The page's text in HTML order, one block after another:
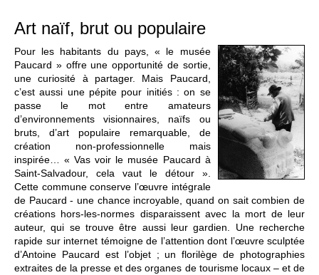
Art naïf, brut ou populaire
Pour les habitants du pays, « le musée
Paucard » offre une opportunité de sortie,
une curiosité à partager. Mais Paucard,
c’est aussi une pépite pour initiés : on se
passe le mot entre amateurs
d’environnements visionnaires, naïfs ou
bruts, d’art populaire remarquable, de
création non-professionnelle mais
inspirée… « Vas voir le musée Paucard à
Saint-Salvadour, cela vaut le détour ».
Cette commune conserve l’œuvre intégrale
de Paucard - une chance incroyable, quand on sait combien de
créations hors-les-normes disparaissent avec la mort de leur
auteur, qui se trouve être aussi leur gardien. Une recherche
rapide sur internet témoigne de l’attention dont l’œuvre sculptée
d’Antoine Paucard est l’objet ; un florilège de photographies
extraites de la presse et des organes de tourisme locaux – et de